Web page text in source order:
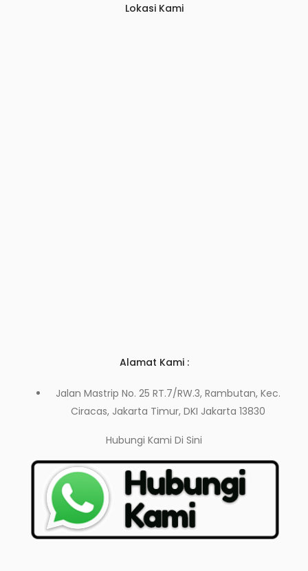
Lokasi Kami
Alamat Kami :
Jalan Mastrip No. 25 RT.7/RW.3, Rambutan, Kec.
Ciracas, Jakarta Timur, DKI Jakarta 13830
Hubungi Kami Di Sini